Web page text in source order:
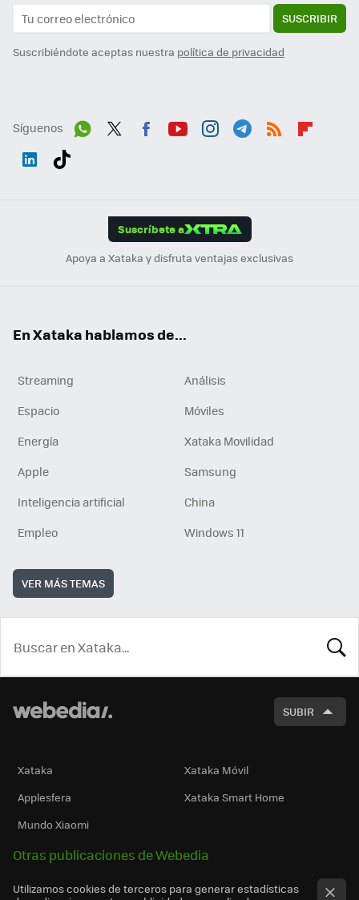
SUSCRIBIR
Suscribiéndote aceptas nuestra política de privacidad
Síguenos
Suscríbete a
Apoya a Xataka y disfruta ventajas exclusivas
En Xataka hablamos de...
Streaming
Análisis
Espacio
Móviles
Energía
Xataka Movilidad
Apple
Samsung
Inteligencia artificial
China
Empleo
Windows 11
VER MÁS TEMAS
SUBIR
Xataka
Xataka Móvil
Applesfera
Xataka Smart Home
Mundo Xiaomi
Otras publicaciones de Webedia
Utilizamos cookies de terceros para generar estadísticas